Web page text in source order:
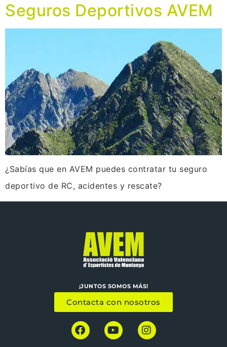
Seguros Deportivos AVEM
¿Sabías que en AVEM puedes contratar tu seguro
deportivo de RC, acidentes y rescate?
¡JUNTOS SOMOS MÁS!
Contacta con nosotros